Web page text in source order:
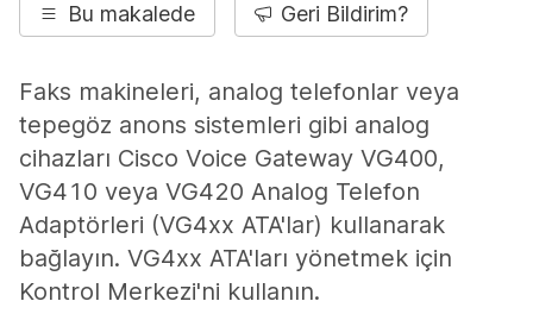
Bu makalede Geri Bildirim?
Faks makineleri, analog telefonlar veya
tepegöz anons sistemleri gibi analog
cihazları Cisco Voice Gateway VG400,
VG410 veya VG420 Analog Telefon
Adaptörleri (VG4xx ATA'lar) kullanarak
bağlayın. VG4xx ATA'ları yönetmek için
Kontrol Merkezi'ni kullanın.